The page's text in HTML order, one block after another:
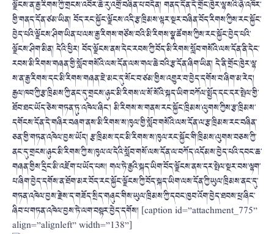
ལྗོངས་ན་རྒྱ་རིགས་ཀྱི་གྲངས་འབོར་ཆེ་རུ་འགྲོ་བཞིན་པ་བདེན། གནད་དོན་དེ་གྲོང་ཁྱེར་ལྷ་སའི་ཉེ་འཁོར་
གྱི་གནད་དོན་ཙམ་ཡིན། བོད་རང་སྐྱོང་ལྗོངས་འདི་རྩ་ཁྲིམས་ལྟར་སྔར་བཞིན་བོད་རིགས་ཀྱིས་རང་སྐྱོང་
བྱེད་པའི་ལྗོངས་ཤིག་ཡིན་པ་ལས་རྒྱ་རིགས་གཙོས་བའི་མི་རིགས་སྣ་ཚོགས་ཀྱིས་རང་སྐྱོང་བྱེད་པའི་
ལྗོངས་ཤིག་མིན། དེའི་ཕྱིར། བོད་ལྗོངས་ནས་དེང་རབས་ཀྱི་བོད་མི་རིགས་སློབ་གསོའི་ལས་དོན་ནི་དེང་
རབས་མི་རིགས་གཞན་གྱི་སློབ་གསོའི་ལས་དོན་ལས་གལ་ཆེ་བའི་རྩ་དོན་ཞིག་ཡིན། དེ་ནི་གྲོང་ཁྱེར་ལྷ་
ས་ན་རྒྱ་རིགས་དང་མི་རིགས་གཞན་ཇེ་མང་དུ་སོང་བ་ཙམ་གྱིས་འགྱུར་བ་བྱེད་དགོས་བ་ཞིག་མ་རེད།
རྒྱལ་ཁབ་ཀྱི་རྩ་ཁྲིམས་ཀྱི་ནང་དུ་གྲངས་ཉུང་མི་རིགས་ལ་སོ་སོའི་སྐད་ཡིག་བཀོལ་སྤྱོད་དང་དར་སྤེལ་གྱི་
ཐོབ་ཐང་ཡོད་ཅེས་གཏན་ཏུ་འཁེལ་ཞིང་། མི་རིགས་ས་གནས་རང་སྐྱོང་ཁྲིམས་ལུགས་ཀྱིས་རྩ་ཁྲིམས་
དགོངས་དོན་དེ་གཞིར་བཞག་ནས་མི་རིགས་ས་ཁུལ་གྱི་སློབ་གསོའི་ལས་དོན་ལ་རྩ་ཁྲིམས་རང་བཞིན་
ཅན་གྱི་གཏན་འཁེལ་བྱས་ཡོད། རྩ་ཁྲིམས་དང་མི་རིགས་ས་ཁུལ་རང་སྐྱོང་གི་ཁྲིམས་ལུགས་བཅས་ཀྱི་
ནང་དུ་གྲངས་ཉུང་མི་རིགས་ཀྱི་ས་ཁུལ་ལ་དེའི་སློབ་གསོ་ལས་དོན་ལ་བཀོད་འདོམས་བྱེད་པའི་དབང་ཆ་
གཞན་གྱིས་དྲིང་མི་འཇོག་པ་ཡོད་པས། གལ་ཏེ་རྒྱའི་སྐད་ཡིག་བོད་ལྗོངས་ནས་དར་སྤེལ་སྔར་བས་ལྷག་
པ་ཞིག་བྱེད་དགོས་ན་ཐོག་མར་བོད་རང་སྐྱོང་ལྗོངས་ཀྱི་བོད་སྐད་ཡིག་ལས་དོན་ཀྱི་ཡུལ་ཁྲིམས་ནང་དུ་
གཏན་འཁེལ་བྱས་རྗེས་ད་གཟོད་སྲིད་གཞུང་གིས་ཡུལ་ཁྲིམས་ཀྱི་དབང་ཁྱབ་འོག་བྱེད་ཐབས་ཕྲ་ཞིང་
ཞིབ་པ་གཏན་འཁེལ་བྱས་ཏེ་ལག་བསྟར་བྱེད་དགོས། [caption id=”attachment_775”
align=”alignleft” width=”138”]